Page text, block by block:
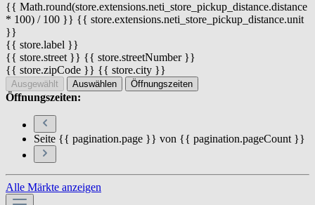
{{ Math.round(store.extensions.neti_store_pickup_distance.distance
* 100) / 100 }} {{ store.extensions.neti_store_pickup_distance.unit
}}
{{ store.label }}
{{ store.street }} {{ store.streetNumber }}
{{ store.zipCode }} {{ store.city }}
Ausgewählt Auswählen Öffnungszeiten
Öffnungszeiten:
Seite {{ pagination.page }} von {{ pagination.pageCount }}
Alle Märkte anzeigen